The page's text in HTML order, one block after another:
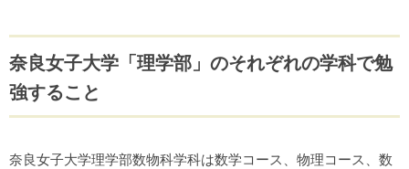
奈良女子大学「理学部」のそれぞれの学科で勉
強すること
奈良女子大学理学部数物科学科は数学コース、物理コース、数